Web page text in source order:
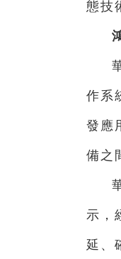
態技
作系
發應
備之
示，
延、